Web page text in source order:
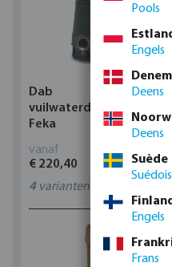
Dab
vuilwaterdompelpomp,
Feka
vanaf
€ 220,40
4 varianten
Pools
Engels
Deens
Deens
Suède
Suédois
Finland
Engels
Frans